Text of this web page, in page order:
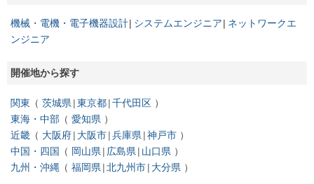
機械・電機・電子機器設計 システムエンジニア
ネットワークエ
ンジニア
開催地から探す
関東 茨城県 東京都 千代田区
東海・中部
愛知県
近畿
大阪府 大阪市 兵庫県 神戸市
中国・四国
岡山県 広島県 山口県
九州・沖縄
福岡県 北九州市 大分県